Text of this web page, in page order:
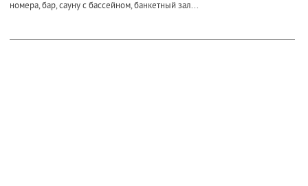
номера, бар, сауну с бассейном, банкетный зал...